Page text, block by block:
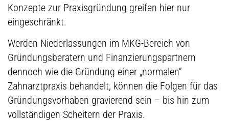
Konzepte zur Praxisgründung greifen hier nur
eingeschränkt.
Werden Niederlassungen im MKG-Bereich von
Gründungsberatern und Finanzierungspartnern
dennoch wie die Gründung einer „normalen“
Zahnarztpraxis behandelt, können die Folgen für das
Gründungsvorhaben gravierend sein – bis hin zum
vollständigen Scheitern der Praxis.